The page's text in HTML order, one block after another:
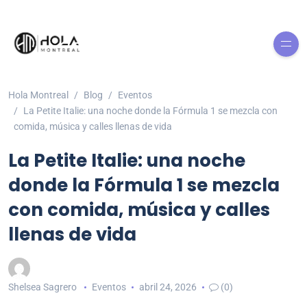
Hola Montreal Blog
Eventos
La Petite Italie: una noche donde la Fórmula 1 se mezcla con
comida, música y calles llenas de vida
La Petite Italie: una noche
donde la Fórmula 1 se mezcla
con comida, música y calles
llenas de vida
Shelsea Sagrero Eventos abril 24, 2026 (0)